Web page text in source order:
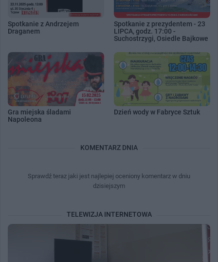
Spotkanie z Andrzejem
Draganem
Spotkanie z prezydentem - 23
LIPCA, godz. 17:00 -
Suchostrzygi, Osiedle Bajkowe
Gra miejska śladami
Napoleona
Dzień wody w Fabryce Sztuk
KOMENTARZ DNIA
Sprawdź teraz jaki jest najlepiej oceniony komentarz w dniu
dzisiejszym
TELEWIZJA INTERNETOWA